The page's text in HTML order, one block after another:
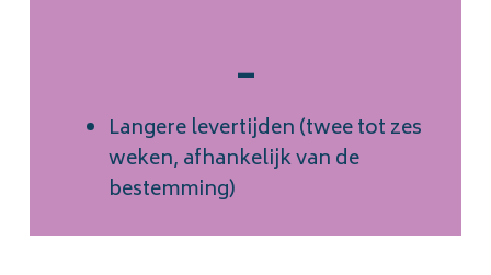
–
Langere levertijden (twee tot zes
weken, afhankelijk van de
bestemming)